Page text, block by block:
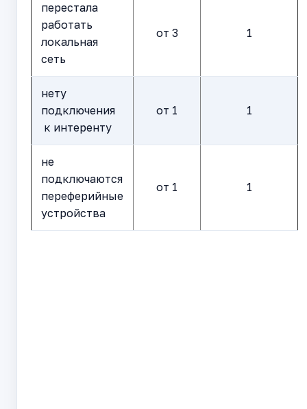
перестала
работать
локальная
сеть
от 3 1
нету
подключения
к интеренту
от 1 1
не
подключаются
переферийные
устройства
от 1 1